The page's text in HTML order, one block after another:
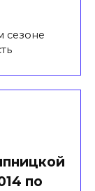
сезоне
по